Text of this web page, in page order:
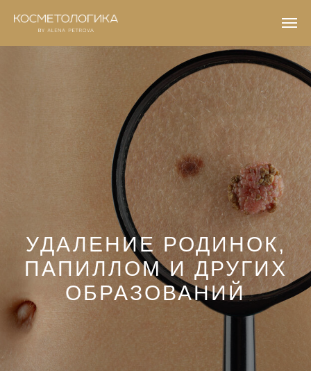
УДАЛЕНИЕ РОДИНОК,
ПАПИЛЛОМ И ДРУГИХ
ОБРАЗОВАНИЙ